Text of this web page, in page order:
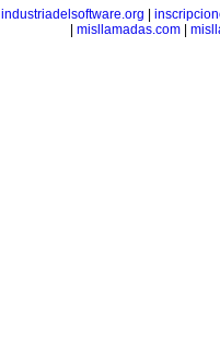
industriadelsoftware.org
misllamadas.com|